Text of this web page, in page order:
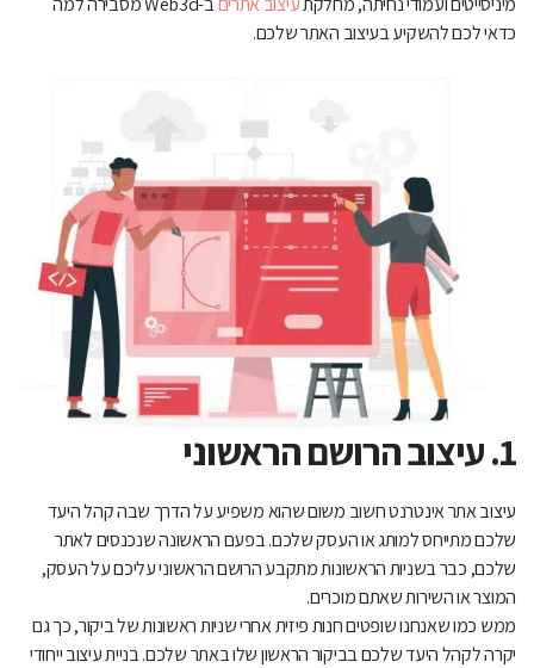
5. המתחרים שלכם משקיעים בעיצוב האתר שלהם
כדאי לכם להשקיע בעיצוב האתר שלכם.
1. עיצוב הרושם הראשוני
עיצוב אתר אינטרנט חשוב משום שהוא משפיע על הדרך שבה קהל היעד
שלכם מתייחס למותג או העסק שלכם. בפעם הראשונה שנכנסים לאתר
שלכם, כבר בשניות הראשונות מתקבע הרושם הראשוני עליכם על העסק,
המוצר או השירות שאתם מוכרים.
ממש כמו שאנחנו שופטים חנות פיזית אחרי שניות ראשונות של ביקור, כך גם
יקרה לקהל היעד שלכם בביקור הראשון שלו באתר שלכם. בניית עיצוב ייחודי